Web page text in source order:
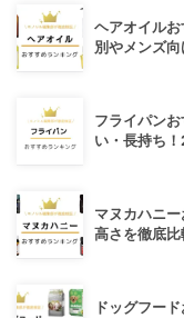
ヘアオイル
別やメンズ向
フライパン
い・長持ち！
マヌカハニ
高さを徹底
ドッグフー